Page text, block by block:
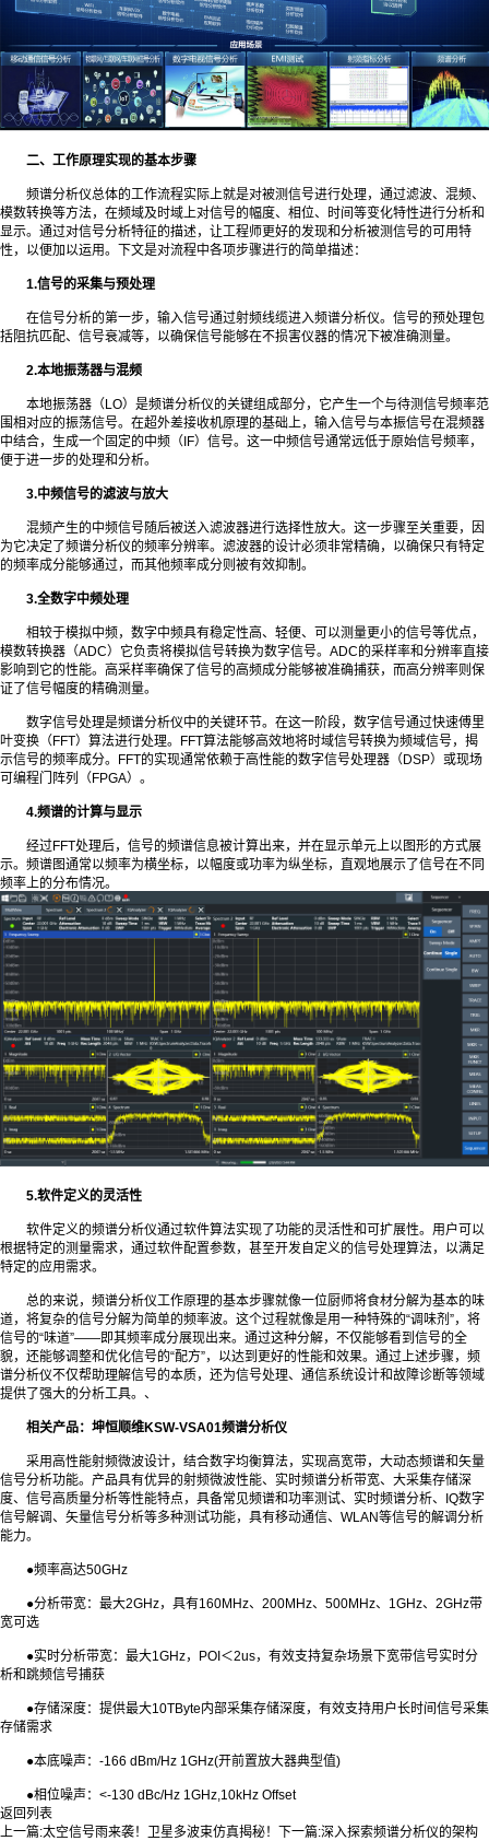
二、工作原理实现的基本步骤
频谱分析仪总体的工作流程实际上就是对被测信号进行处理，通过滤波、混频、
模数转换等方法，在频域及时域上对信号的幅度、相位、时间等变化特性进行分析和
显示。通过对信号分析特征的描述，让工程师更好的发现和分析被测信号的可用特
性，以便加以运用。下文是对流程中各项步骤进行的简单描述：
1.信号的采集与预处理
在信号分析的第一步，输入信号通过射频线缆进入频谱分析仪。信号的预处理包
括阻抗匹配、信号衰减等，以确保信号能够在不损害仪器的情况下被准确测量。
2.本地振荡器与混频
本地振荡器（LO）是频谱分析仪的关键组成部分，它产生一个与待测信号频率范
围相对应的振荡信号。在超外差接收机原理的基础上，输入信号与本振信号在混频器
中结合，生成一个固定的中频（IF）信号。这一中频信号通常远低于原始信号频率，
便于进一步的处理和分析。
3.中频信号的滤波与放大
混频产生的中频信号随后被送入滤波器进行选择性放大。这一步骤至关重要，因
为它决定了频谱分析仪的频率分辨率。滤波器的设计必须非常精确，以确保只有特定
的频率成分能够通过，而其他频率成分则被有效抑制。
3.全数字中频处理
相较于模拟中频，数字中频具有稳定性高、轻便、可以测量更小的信号等优点，
模数转换器（ADC）它负责将模拟信号转换为数字信号。ADC的采样率和分辨率直接
影响到它的性能。高采样率确保了信号的高频成分能够被准确捕获，而高分辨率则保
证了信号幅度的精确测量。
数字信号处理是频谱分析仪中的关键环节。在这一阶段，数字信号通过快速傅里
叶变换（FFT）算法进行处理。FFT算法能够高效地将时域信号转换为频域信号，揭
示信号的频率成分。FFT的实现通常依赖于高性能的数字信号处理器（DSP）或现场
可编程门阵列（FPGA）。
4.频谱的计算与显示
经过FFT处理后，信号的频谱信息被计算出来，并在显示单元上以图形的方式展
示。频谱图通常以频率为横坐标，以幅度或功率为纵坐标，直观地展示了信号在不同
频率上的分布情况。
5.软件定义的灵活性
软件定义的频谱分析仪通过软件算法实现了功能的灵活性和可扩展性。用户可以
根据特定的测量需求，通过软件配置参数，甚至开发自定义的信号处理算法，以满足
特定的应用需求。
总的来说，频谱分析仪工作原理的基本步骤就像一位厨师将食材分解为基本的味
道，将复杂的信号分解为简单的频率波。这个过程就像是用一种特殊的“调味剂”，将
信号的“味道”——即其频率成分展现出来。通过这种分解，不仅能够看到信号的全
貌，还能够调整和优化信号的“配方”，以达到更好的性能和效果。通过上述步骤，频
谱分析仪不仅帮助理解信号的本质，还为信号处理、通信系统设计和故障诊断等领域
提供了强大的分析工具。、
相关产品： 坤恒顺维KSW-VSA01频谱分析仪
采用高性能射频微波设计，结合数字均衡算法，实现高宽带，大动态频谱和矢量
信号分析功能。产品具有优异的射频微波性能、实时频谱分析带宽、大采集存储深
度、信号高质量分析等性能特点，具备常见频谱和功率测试、实时频谱分析、IQ数字
信号解调、矢量信号分析等多种测试功能，具有移动通信、WLAN等信号的解调分析
能力。
●频率高达50GHz
●分析带宽：最大2GHz，具有160MHz、200MHz、500MHz、1GHz、2GHz带
宽可选
●实时分析带宽：最大1GHz，POI＜2us，有效支持复杂场景下宽带信号实时分
析和跳频信号捕获
●存储深度：提供最大10TByte内部采集存储深度，有效支持用户长时间信号采集
存储需求
●本底噪声：-166 dBm/Hz 1GHz(开前置放大器典型值)
●相位噪声：<-130 dBc/Hz 1GHz,10kHz Offset
返回列表
上一篇:太空信号雨来袭！卫星多波束仿真揭秘！ 下一篇:深入探索频谱分析仪的架构